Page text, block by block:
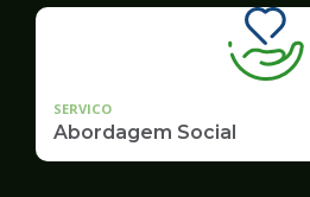
SERVICO
Abordagem Social